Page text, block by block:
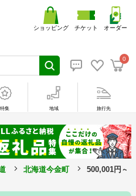
0
ショッピング チケット オーダー
特集 地域 旅行先
北海道今金町 500,001円～